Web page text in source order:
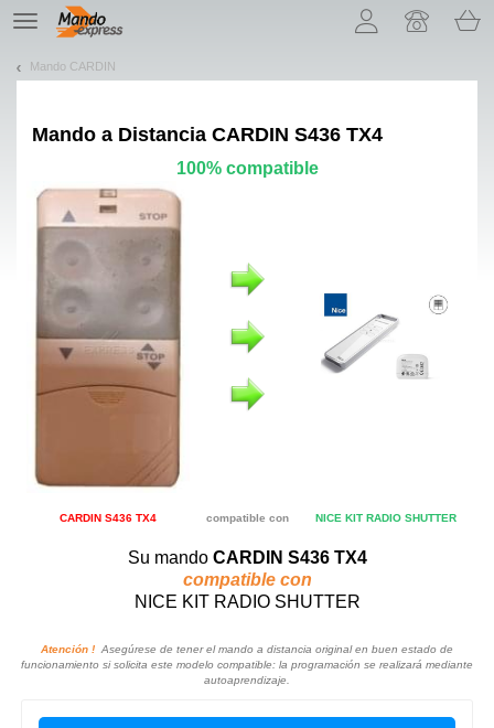
TE
navigation
Mando CARDIN
Mando a Distancia CARDIN S436 TX4
100% compatible
CARDIN S436 TX4 compatible con NICE KIT RADIO SHUTTER
Su mando CARDIN S436 TX4
compatible con
NICE KIT RADIO SHUTTER
Atención ! Asegúrese de tener el mando a distancia original en buen estado de
funcionamiento si solicita este modelo compatible: la programación se realizará mediante
autoaprendizaje.
¡Permítenos presentarte nuestras cookies!